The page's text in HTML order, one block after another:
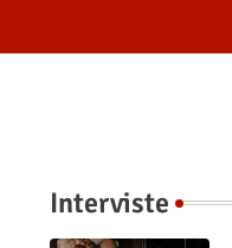
Interviste